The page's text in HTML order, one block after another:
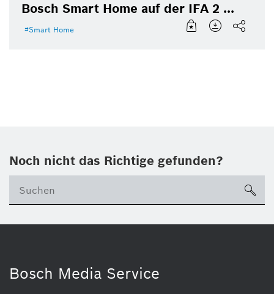
Bosch Smart Home auf der IFA 2 ...
Smart Home
Noch nicht das Richtige gefunden?
Bosch Media Service